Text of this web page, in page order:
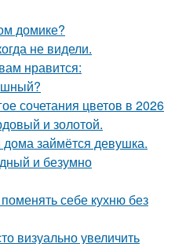
домике?
не видели.
нравится:
сочетания цветов в 2026
и золотой.
дома займётся девушка.
и безумно
себе кухню без
визуально увеличить